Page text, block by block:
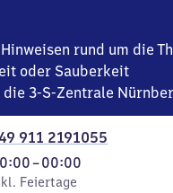
rund um die
oder Sauberkeit
3-S-Zentrale
911 2191055
–00:00
Feiertage